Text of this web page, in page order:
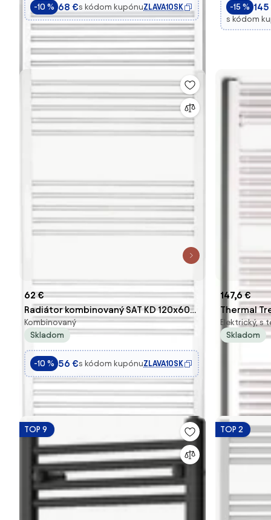
-10 % 68 €s kódom kupónuZLAVA10SK -15 %
s kódom
62 €
Radiátor kombinovaný SAT KD 120x60
cm biela SATRAKD6001200
Kombinovaný
Skladom
-10 % 56 €s kódom kupónuZLAVA10SK
147,6 €
Thermal
132x45 cm
Elektrický, s
Skladom
TOP 9 TOP 2